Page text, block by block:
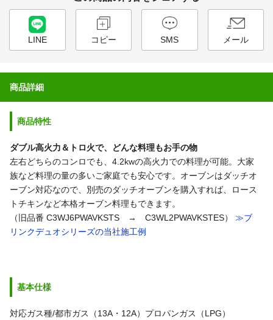
LINE コピー SMS メール
商品詳細
商品特性
ダブル高火力＆トロ火で、どんな料理もお手の物
左右どちらのコンロでも、4.2kwの高火力での料理が可能。大家
族など料理の量の多いご家庭でも安心です。オーブンはダッチオ
ーブン対応なので、別売のダッチオーブンを購入すれば、ロース
トチキンなど本格オーブン料理もできます。
（旧品番 C3WJ6PWAVKSTS → C3WL2PWAVKSTES）
≫ブ
リンクデュオシリーズの当社施工例
基本仕様
対応ガス種/都市ガス（13A・12A）プロパンガス（LPG）